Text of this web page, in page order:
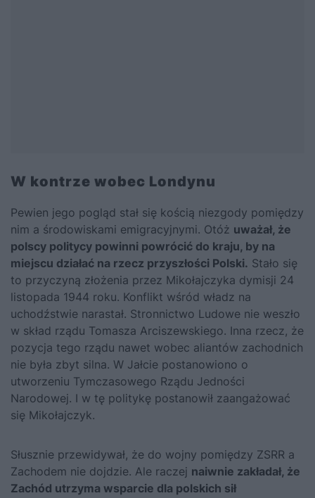
W kontrze wobec Londynu
Pewien jego pogląd stał się kością niezgody pomiędzy
nim a środowiskami emigracyjnymi. Otóż uważał, że
polscy politycy powinni powrócić do kraju, by na
miejscu działać na rzecz przyszłości Polski. Stało się
to przyczyną złożenia przez Mikołajczyka dymisji 24
listopada 1944 roku. Konflikt wśród władz na
uchodźstwie narastał. Stronnictwo Ludowe nie weszło
w skład rządu Tomasza Arciszewskiego. Inna rzecz, że
pozycja tego rządu nawet wobec aliantów zachodnich
nie była zbyt silna. W Jałcie postanowiono o
utworzeniu Tymczasowego Rządu Jedności
Narodowej. I w tę politykę postanowił zaangażować
się Mikołajczyk.
Słusznie przewidywał, że do wojny pomiędzy ZSRR a
Zachodem nie dojdzie. Ale raczej naiwnie zakładał, że
Zachód utrzyma wsparcie dla polskich sił